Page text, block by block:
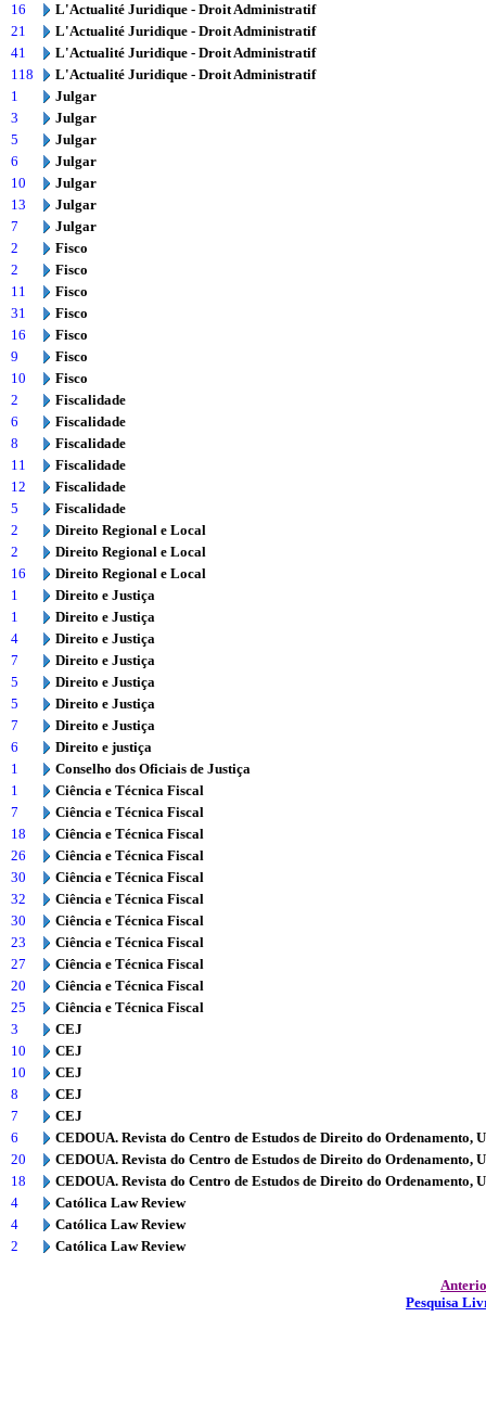
16
L'Actualité Juridique - Droit Administratif
21
L'Actualité Juridique - Droit Administratif
41
L'Actualité Juridique - Droit Administratif
118
L'Actualité Juridique - Droit Administratif
1
Julgar
3
Julgar
5
Julgar
6
Julgar
10
Julgar
13
Julgar
7
Julgar
2
Fisco
2
Fisco
11
Fisco
31
Fisco
16
Fisco
9
Fisco
10
Fisco
2
Fiscalidade
6
Fiscalidade
8
Fiscalidade
11
Fiscalidade
12
Fiscalidade
5
Fiscalidade
2
Direito Regional e Local
2
Direito Regional e Local
16
Direito Regional e Local
1
Direito e Justiça
1
Direito e Justiça
4
Direito e Justiça
7
Direito e Justiça
5
Direito e Justiça
5
Direito e Justiça
7
Direito e Justiça
6
Direito e justiça
1
Conselho dos Oficiais de Justiça
1
Ciência e Técnica Fiscal
7
Ciência e Técnica Fiscal
18
Ciência e Técnica Fiscal
26
Ciência e Técnica Fiscal
30
Ciência e Técnica Fiscal
32
Ciência e Técnica Fiscal
30
Ciência e Técnica Fiscal
23
Ciência e Técnica Fiscal
27
Ciência e Técnica Fiscal
20
Ciência e Técnica Fiscal
25
Ciência e Técnica Fiscal
3
CEJ
10
CEJ
10
CEJ
8
CEJ
7
CEJ
6
CEDOUA. Revista do Centro de Estudos de Direito do Ordenamento,
20
CEDOUA. Revista do Centro de Estudos de Direito do Ordenamento,
18
CEDOUA. Revista do Centro de Estudos de Direito do Ordenamento,
4
Católica Law Review
4
Católica Law Review
2
Católica Law Review
Pesquisa